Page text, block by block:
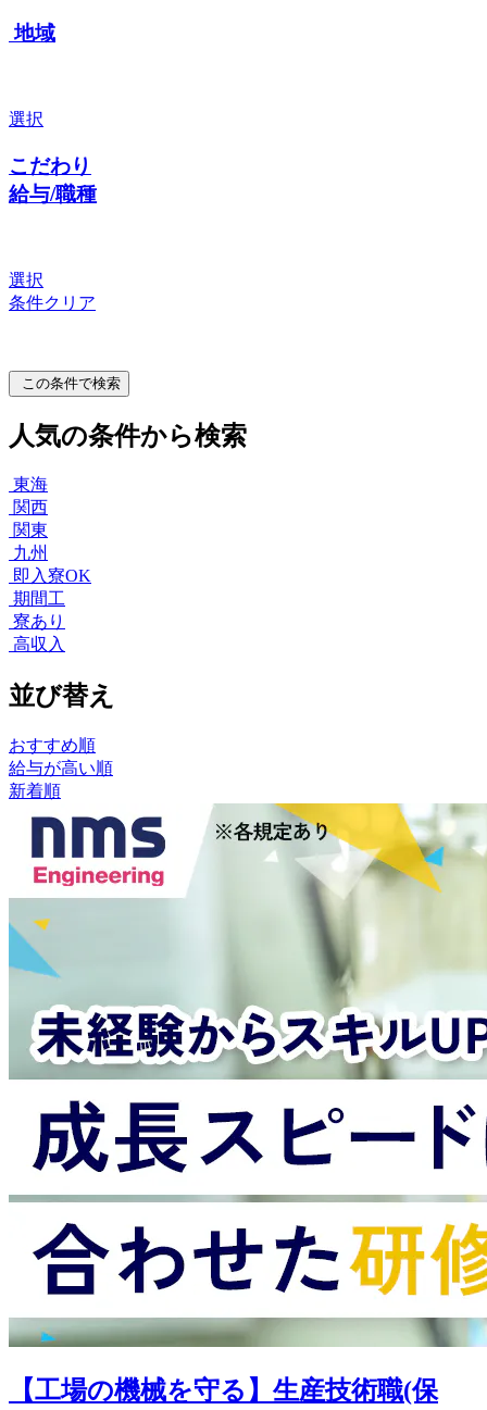
地域
選択
こだわり
給与/職種
選択
条件クリア
この条件で検索
人気の条件から検索
東海
関西
関東
九州
即入寮OK
期間工
寮あり
高収入
並び替え
おすすめ順
給与が高い順
新着順
【工場の機械を守る】生産技術職(保